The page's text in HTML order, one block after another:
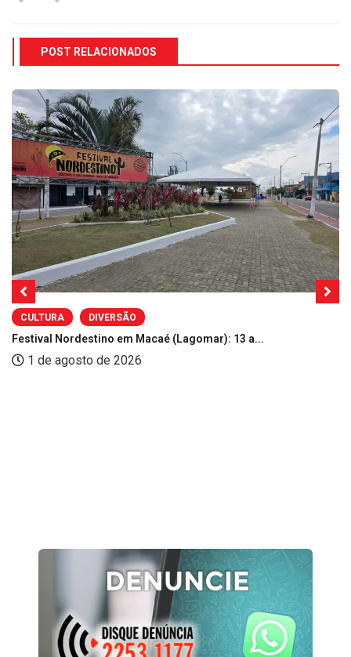
POST RELACIONADOS
CULTURA DIVERSÃO
Festival Nordestino em Macaé (Lagomar): 13 a...
1 de agosto de 2026